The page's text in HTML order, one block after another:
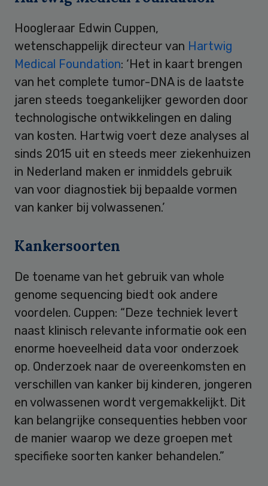
Hoogleraar Edwin Cuppen,
wetenschappelijk directeur van Hartwig
Medical Foundation: ‘Het in kaart brengen
van het complete tumor-DNA is de laatste
jaren steeds toegankelijker geworden door
technologische ontwikkelingen en daling
van kosten. Hartwig voert deze analyses al
sinds 2015 uit en steeds meer ziekenhuizen
in Nederland maken er inmiddels gebruik
van voor diagnostiek bij bepaalde vormen
van kanker bij volwassenen.’
Kankersoorten
De toename van het gebruik van whole
genome sequencing biedt ook andere
voordelen. Cuppen: “Deze techniek levert
naast klinisch relevante informatie ook een
enorme hoeveelheid data voor onderzoek
op. Onderzoek naar de overeenkomsten en
verschillen van kanker bij kinderen, jongeren
en volwassenen wordt vergemakkelijkt. Dit
kan belangrijke consequenties hebben voor
de manier waarop we deze groepen met
specifieke soorten kanker behandelen.”